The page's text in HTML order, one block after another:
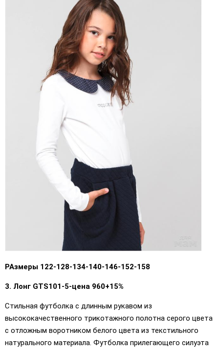
РАзмеры 122-128-134-140-146-152-158
3. Лонг GTS101-5-цена 960+15%
Стильная футболка с длинным рукавом из
высококачественного трикотажного полотна серого цвета
с отложным воротником белого цвета из текстильного
натурального материала. Футболка прилегающего силуэта